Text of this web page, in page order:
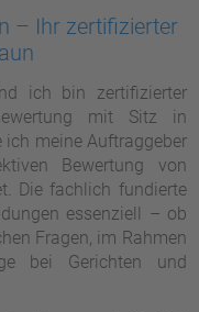
– Ihr zertifizierter
ich bin zertifizierter
mit Sitz in
ich meine Auftraggeber
Bewertung von
Die fachlich fundierte
essenziell – ob
Fragen, im Rahmen
bei Gerichten und